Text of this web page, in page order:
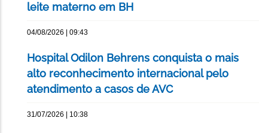
leite materno em BH
04/08/2026 | 09:43
Hospital Odilon Behrens conquista o mais
alto reconhecimento internacional pelo
atendimento a casos de AVC
31/07/2026 | 10:38